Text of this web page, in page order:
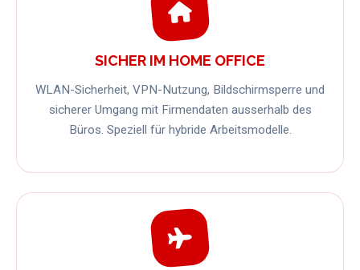
SICHER IM HOME OFFICE
WLAN-Sicherheit, VPN-Nutzung, Bildschirmsperre und
sicherer Umgang mit Firmendaten ausserhalb des
Büros. Speziell für hybride Arbeitsmodelle.